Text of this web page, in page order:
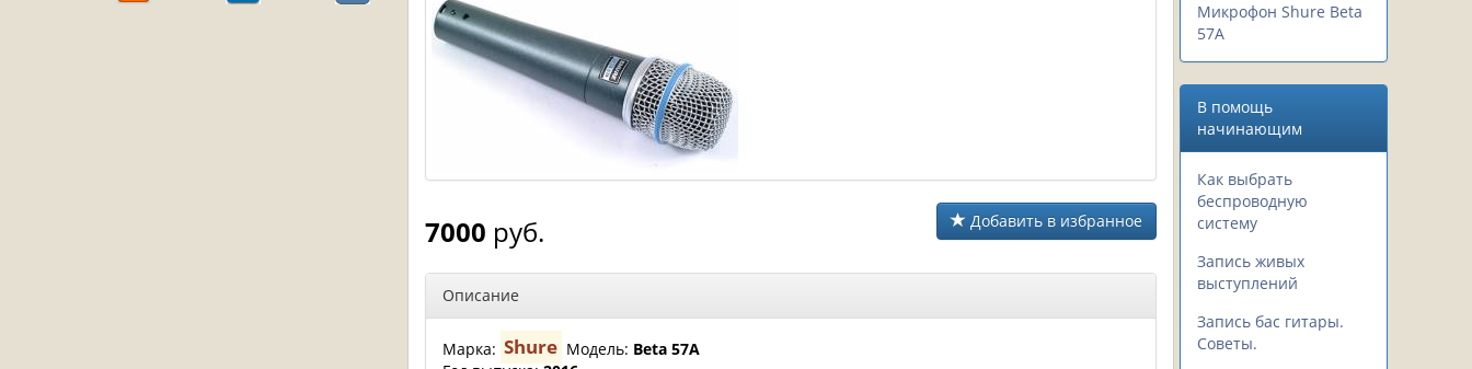
7000 руб. Добавить в избранное
Описание
Марка: Shure Модель: Beta 57A
Микрофон Shure Beta
57A
В помощь
начинающим
Как выбрать
беспроводную
систему
Запись живых
выступлений
Запись бас гитары.
Советы.